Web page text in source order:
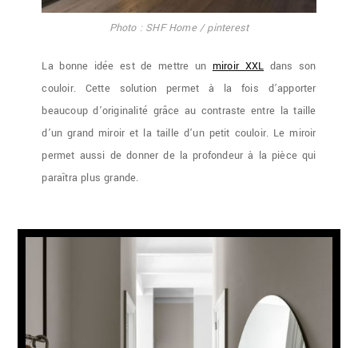
Photo : SHF Home / pinterest
La bonne idée est de mettre un miroir XXL dans son
couloir. Cette solution permet à la fois d’apporter
beaucoup d’originalité grâce au contraste entre la taille
d’un grand miroir et la taille d’un petit couloir. Le miroir
permet aussi de donner de la profondeur à la pièce qui
paraîtra plus grande.